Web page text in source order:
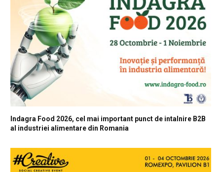
Indagra Food 2026, cel mai important punct de intalnire B2B
al industriei alimentare din Romania